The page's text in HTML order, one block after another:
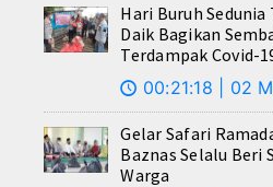
Hari Buruh Sedunia
Daik Bagikan
Terdampak Covid-
🕔 00:21:18 | 02
Gelar Safari
Baznas Selalu Beri
Warga